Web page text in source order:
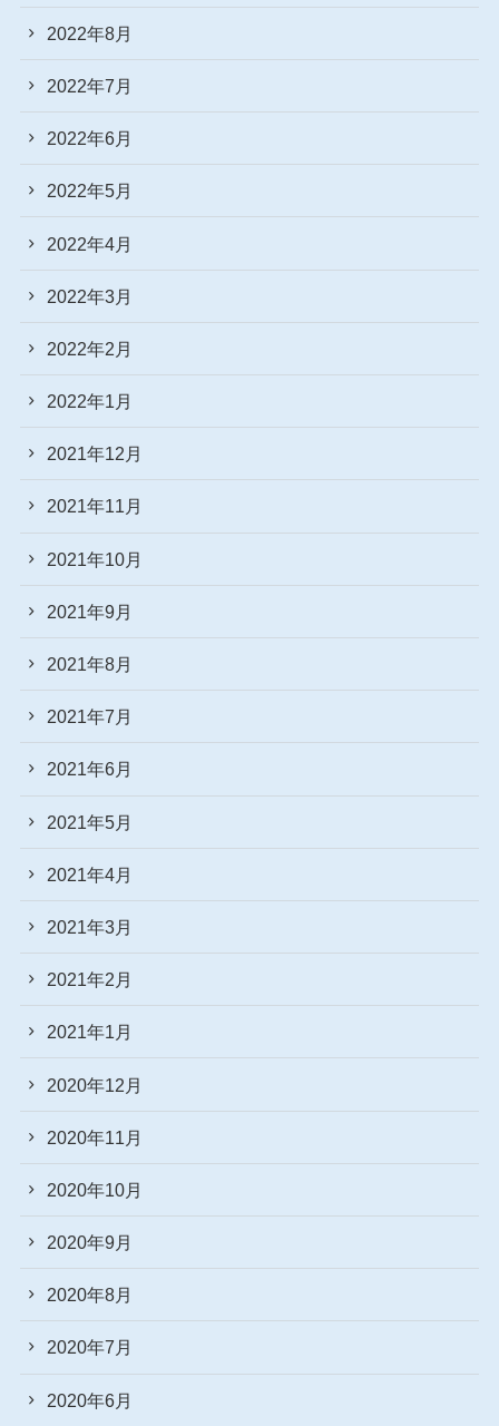
2022年8月
2022年7月
2022年6月
2022年5月
2022年4月
2022年3月
2022年2月
2022年1月
2021年12月
2021年11月
2021年10月
2021年9月
2021年8月
2021年7月
2021年6月
2021年5月
2021年4月
2021年3月
2021年2月
2021年1月
2020年12月
2020年11月
2020年10月
2020年9月
2020年8月
2020年7月
2020年6月